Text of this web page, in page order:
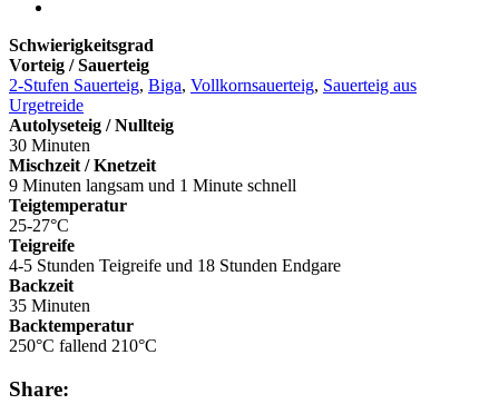
Schwierigkeitsgrad
Vorteig / Sauerteig
2-Stufen Sauerteig, Biga, Vollkornsauerteig, Sauerteig aus
Urgetreide
Autolyseteig / Nullteig
30 Minuten
Mischzeit / Knetzeit
9 Minuten langsam und 1 Minute schnell
Teigtemperatur
25-27°C
Teigreife
4-5 Stunden Teigreife und 18 Stunden Endgare
Backzeit
35 Minuten
Backtemperatur
250°C fallend 210°C
Share: